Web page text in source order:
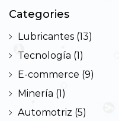
Categories
Lubricantes (13)
Tecnología (1)
E-commerce (9)
Minería (1)
Automotriz (5)